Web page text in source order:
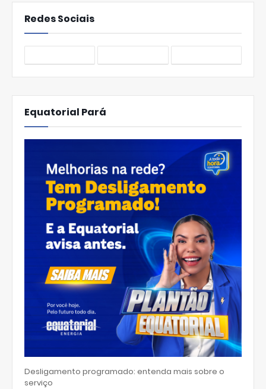
Redes Sociais
Equatorial Pará
Desligamento programado: entenda mais sobre o
serviço